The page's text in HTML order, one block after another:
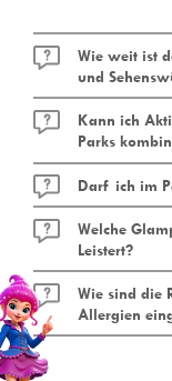
Wie weit ist
und
Kann ich
Parks
Darf ich im
Welche
Leistert?
Wie sind die
Allergien